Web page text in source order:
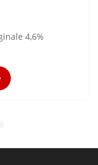
4,6%